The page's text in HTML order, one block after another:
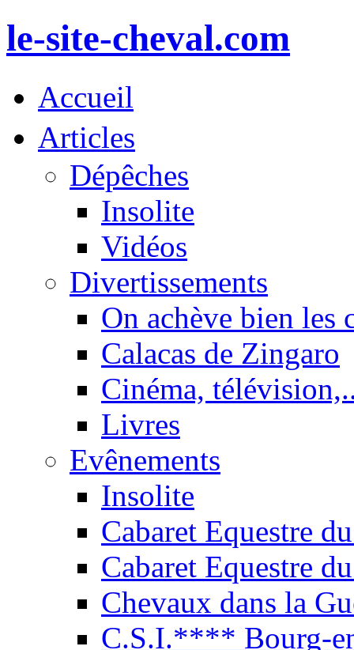
le-site-cheval.com
Accueil
Articles
Dépêches
Insolite
Vidéos
Divertissements
On achève bien les
Calacas de Zingaro
Cinéma,
Livres
Evênements
Insolite
Cabaret Equestre
Cabaret Equestre
Chevaux dans la
C.S.I.**** Bourg-